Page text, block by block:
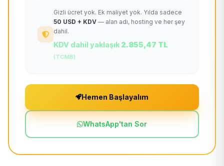
Gizli ücret yok. Ek maliyet yok. Yılda sadece
50 USD + KDV — alan adı, hosting ve her şey
dahil.
KDV dahil yaklaşık 2.855,47 TL
(TCMB)
Hemen Başlayalım
WhatsApp'tan Sor